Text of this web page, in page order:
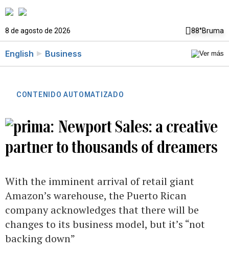
8 de agosto de 2026 88°Bruma
English Business
CONTENIDO AUTOMATIZADO
Newport Sales: a creative
partner to thousands of dreamers
With the imminent arrival of retail giant
Amazon’s warehouse, the Puerto Rican
company acknowledges that there will be
changes to its business model, but it’s “not
backing down”